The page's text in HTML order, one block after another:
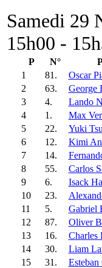
Samedi 29
15h00 -
P N°
1
81. Oscar
2
63. George
3
4. Lando
4
1. Max
5
22. Yuki
6
12. Kimi
7
14.
8
55. Carlos
9
6. Isack
10
23.
11
5. Gabriel
12
87. Oliver
13
16. Charles
14
30. Liam
15
31. Esteban